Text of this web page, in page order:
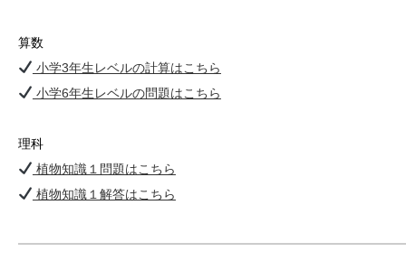
算数
小学3年生レベルの計算はこちら
小学6年生レベルの問題はこちら
理科
植物知識１問題はこちら
植物知識１解答はこちら